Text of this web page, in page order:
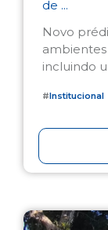
de ...
Novo
incluindo
#Institucional